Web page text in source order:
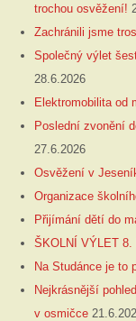
trochou osvěžení!
Zachránili jsme
Společný výlet
28.6.2026
Elektromobilita od
Poslední zvonění
27.6.2026
Osvěžení v
Organizace
Přijímání dětí do
ŠKOLNÍ VÝLET 8.
Na Studánce je to
Nejkrásnější
v osmičce